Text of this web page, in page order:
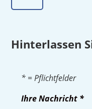
Hinterlassen
* = Pflichtfelder
Ihre Nachricht *